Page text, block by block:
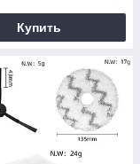
Купить